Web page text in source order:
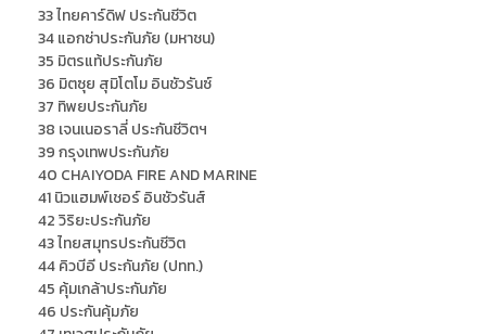
33 ไทยคาร์ดิฟ ประกันชีวิต
34 แอกซ่าประกันภัย (มหาชน)
35 มิตรแท้ประกันภัย
36 มิตซุย สุมิโตโม อินชัวรันซ์
37 ทิพยประกันภัย
38 เจนเนอราลี่ ประกันชีวิตฯ
39 กรุงเทพประกันภัย
40 CHAIYODA FIRE AND MARINE
41 นิวแฮมพ์เชอร์ อินชัวรันส์
42 วิริยะประกันภัย
43 ไทยสมุทรประกันชีวิต
44 คิวบีอี ประกันภัย (ปทท.)
45 คุ้มเกล้าประกันภัย
46 ประกันคุ้มภัย